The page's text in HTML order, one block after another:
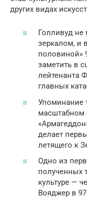
других видах
Голливуд
зеркалом, и
половиной»
заметить в
лейтенанта
главных
Упоминание
масштабном
делает
летящего к
Одно из
полученных
культуре —
Вояджер в